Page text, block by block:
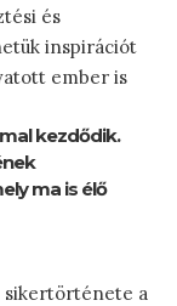
és
inspirációt
ember is
kezdődik.
ma is élő
sikertörténete a